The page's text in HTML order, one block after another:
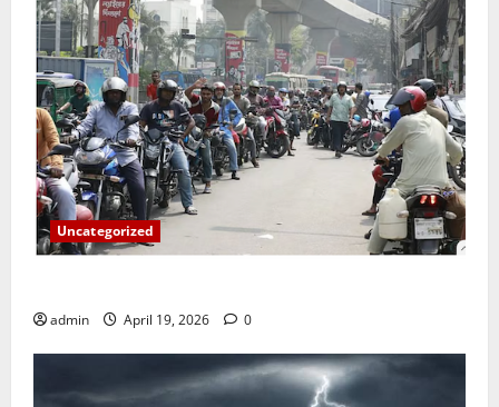
Uncategorized
admin April 19, 2026 0